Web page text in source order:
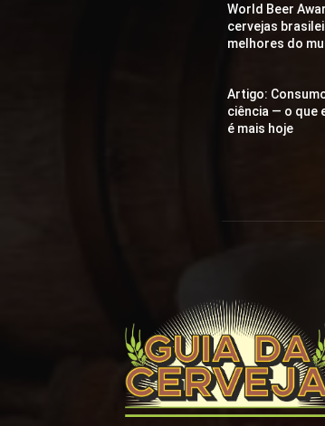
World Beer
cervejas
melhores do
Artigo:
ciência — o que
é mais hoje